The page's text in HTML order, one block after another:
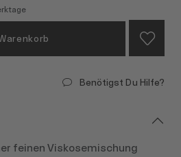
Benötigst Du Hilfe?
feinen Viskosemischung